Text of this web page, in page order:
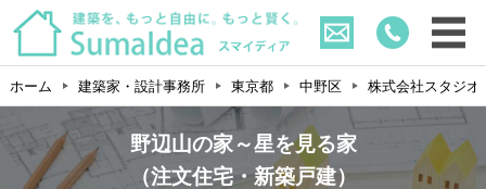
ホーム 建築家・設計事務所 東京都 中野区 株式会社スタジオ
野辺山の家～星を見る家
（注文住宅・新築戸建）